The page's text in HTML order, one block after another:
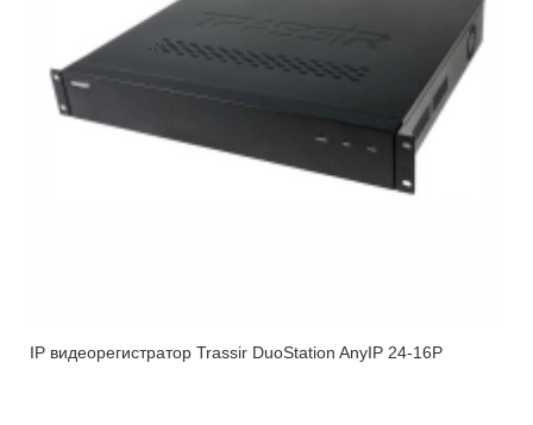
IP видеорегистратор Trassir DuoStation AnyIP 24-16P